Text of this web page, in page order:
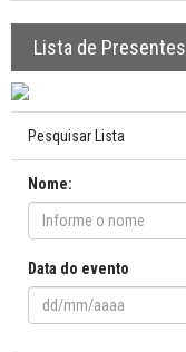
Lista de Presentes
Pesquisar Lista
Nome:
Data do evento